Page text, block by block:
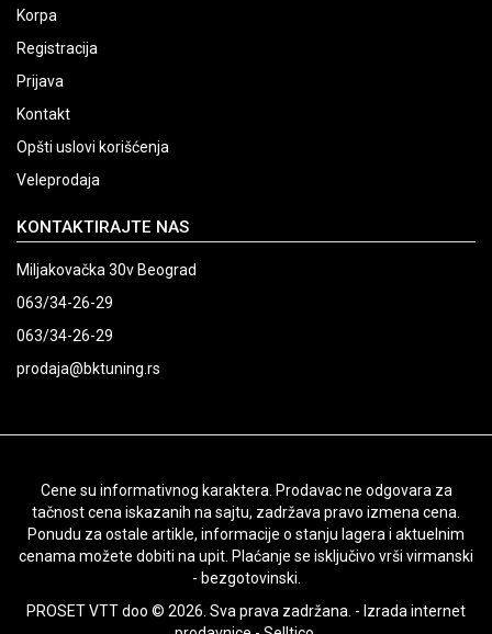
Korpa
Registracija
Prijava
Kontakt
Opšti uslovi korišćenja
Veleprodaja
KONTAKTIRAJTE NAS
Miljakovačka 30v Beograd
063/34-26-29
063/34-26-29
prodaja@bktuning.rs
Cene su informativnog karaktera. Prodavac ne odgovara za
tačnost cena iskazanih na sajtu, zadržava pravo izmena cena.
Ponudu za ostale artikle, informacije o stanju lagera i aktuelnim
cenama možete dobiti na upit. Plaćanje se isključivo vrši virmanski
- bezgotovinski.
PROSET VTT doo © 2026. Sva prava zadržana. - Izrada internet